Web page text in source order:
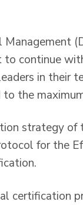
Management
to continue
in their
the
strategy of
for the
certification